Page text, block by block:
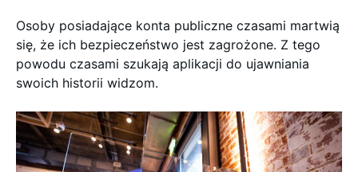
Osoby posiadające konta publiczne czasami martwią
się, że ich bezpieczeństwo jest zagrożone. Z tego
powodu czasami szukają aplikacji do ujawniania
swoich historii widzom.